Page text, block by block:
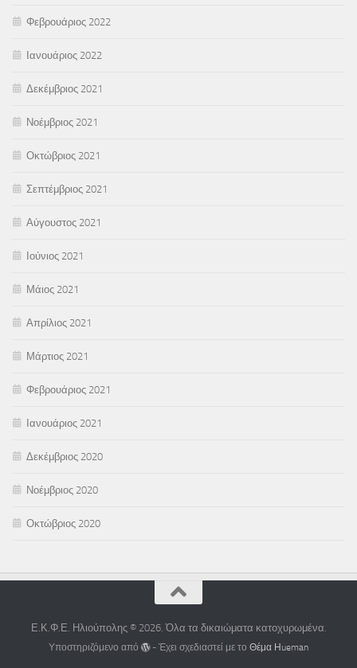
Φεβρουάριος 2022
Ιανουάριος 2022
Δεκέμβριος 2021
Νοέμβριος 2021
Οκτώβριος 2021
Σεπτέμβριος 2021
Αύγουστος 2021
Ιούνιος 2021
Μάιος 2021
Απρίλιος 2021
Μάρτιος 2021
Φεβρουάριος 2021
Ιανουάριος 2021
Δεκέμβριος 2020
Νοέμβριος 2020
Οκτώβριος 2020
Ε.Κ.Φ.Ε. Ηλιούπολης © 2026. Όλα τα δικαιώματα κατοχυρωμένα.
Υποστηριζόμενο από - Έχει σχεδιαστεί με τοΘέμα Ηueman